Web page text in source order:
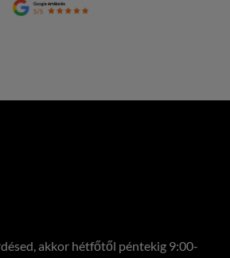
akkor hétfőtől péntekig 9:00-